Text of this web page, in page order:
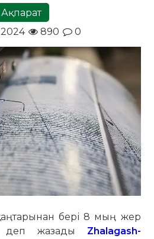
Ақпарат
890 0
бері 8 мың жер
деп жазады Zhalagash-